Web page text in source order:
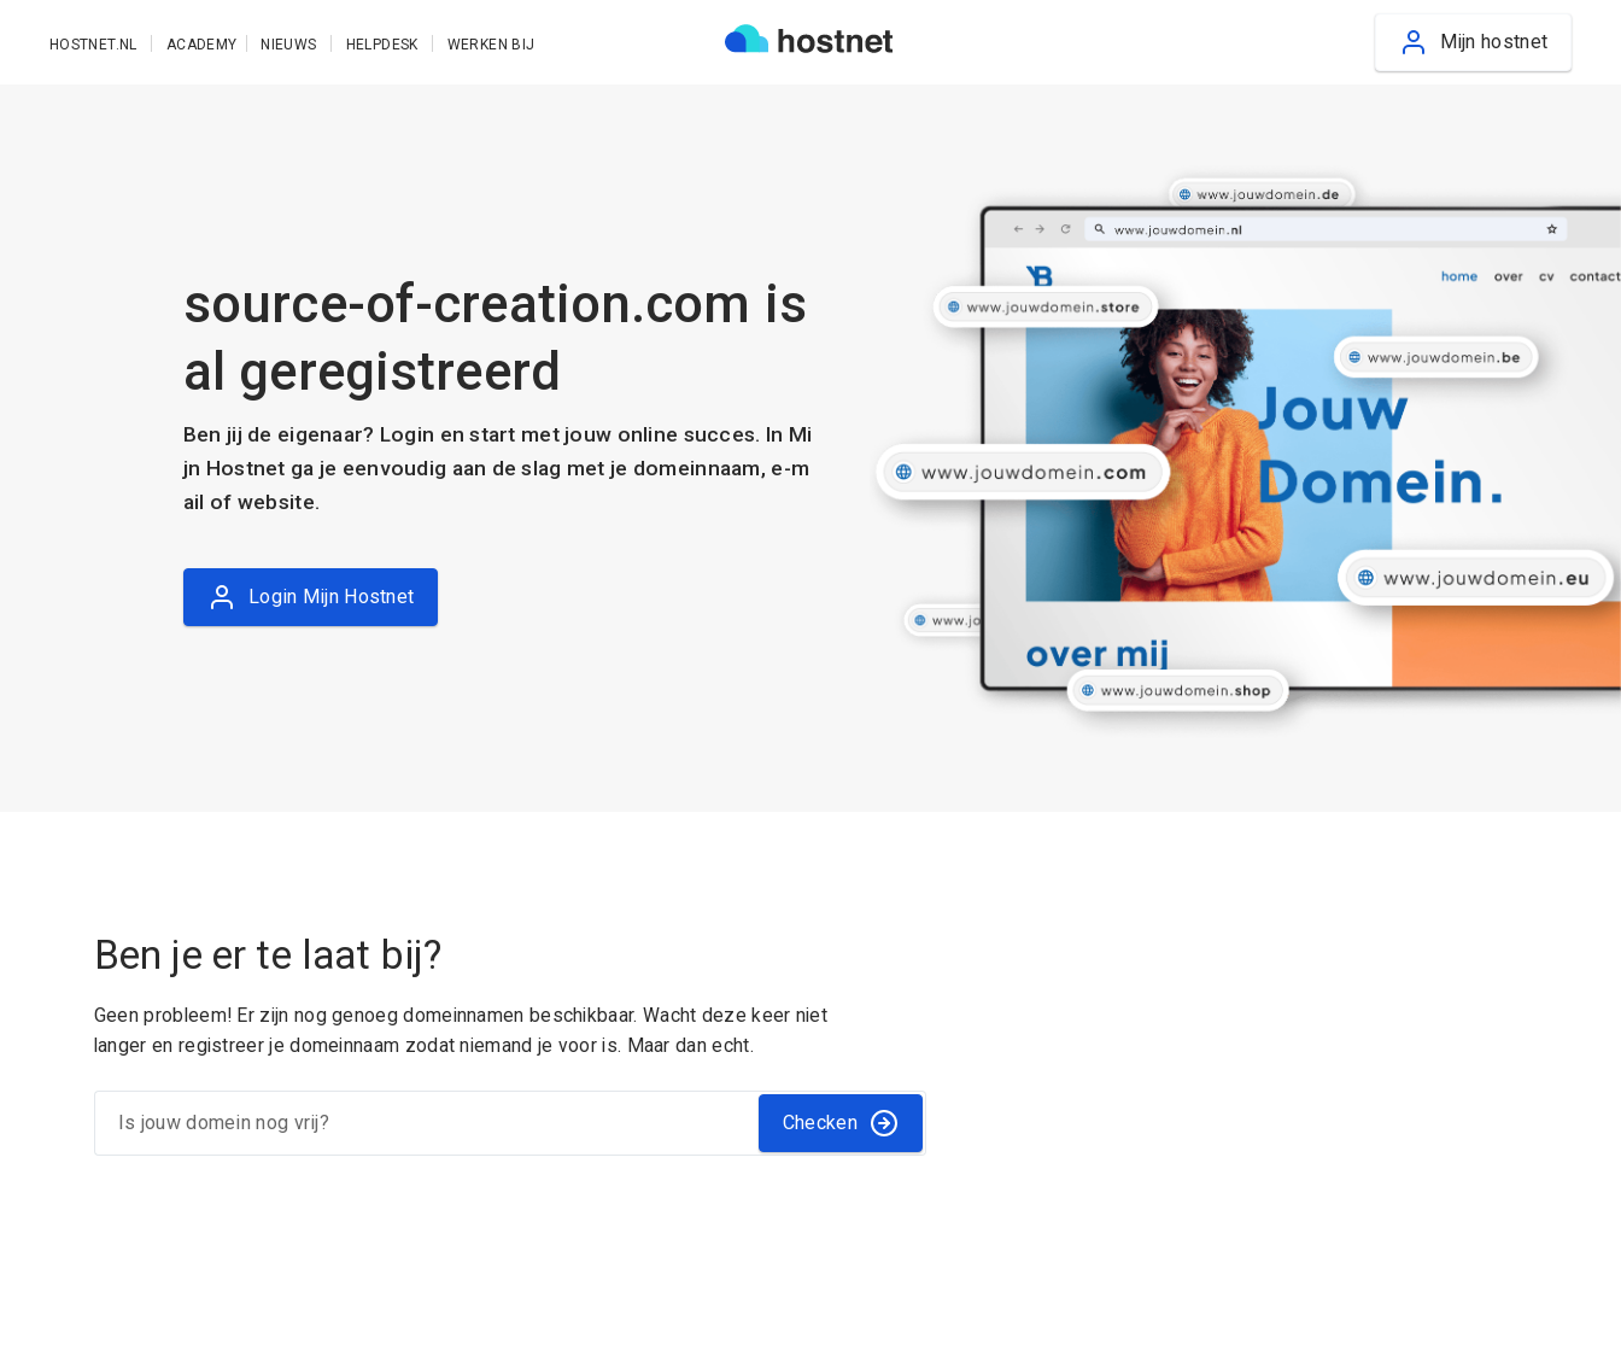
HOSTNET.NL ACADEMY NIEUWS HELPDESK WERKEN BIJ Mijn hostnet
source-of-creation.com is
al geregistreerd
Ben jij de eigenaar? Login en start met jouw online succes. In Mi
jn Hostnet ga je eenvoudig aan de slag met je domeinnaam, e-m
ail of website.
Login Mijn Hostnet
Ben je er te laat bij?
Geen probleem! Er zijn nog genoeg domeinnamen beschikbaar. Wacht deze keer niet
langer en registreer je domeinnaam zodat niemand je voor is. Maar dan echt.
Checken